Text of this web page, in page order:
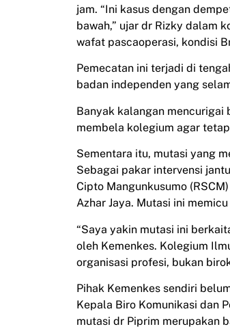
jam. “Ini kasus dengan
bawah,” ujar dr Rizky dalam
wafat pascaoperasi, kondisi
Pemecatan ini terjadi di
badan independen yang
Banyak kalangan
membela kolegium agar
Sementara itu, mutasi yang
Sebagai pakar intervensi
Cipto Mangunkusumo
Azhar Jaya. Mutasi ini
“Saya yakin mutasi ini
oleh Kemenkes. Kolegium
organisasi profesi, bukan
Pihak Kemenkes sendiri
Kepala Biro Komunikasi dan
mutasi dr Piprim merupakan